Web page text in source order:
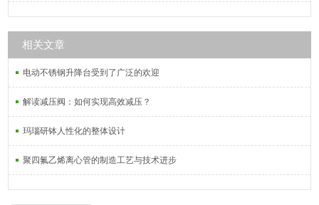
相关文章
电动不锈钢升降台受到了广泛的欢迎
解读减压阀：如何实现高效减压？
玛瑙研钵人性化的整体设计
聚四氟乙烯离心管的制造工艺与技术进步